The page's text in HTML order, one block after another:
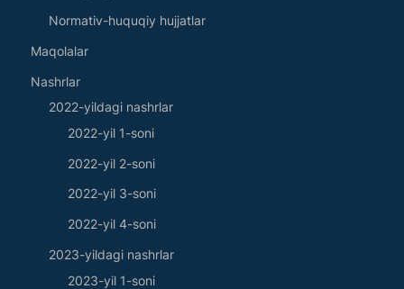
Normativ-huquqiy hujjatlar
Maqolalar
Nashrlar
2022-yildagi nashrlar
2022-yil 1-soni
2022-yil 2-soni
2022-yil 3-soni
2022-yil 4-soni
2023-yildagi nashrlar
2023-yil 1-soni